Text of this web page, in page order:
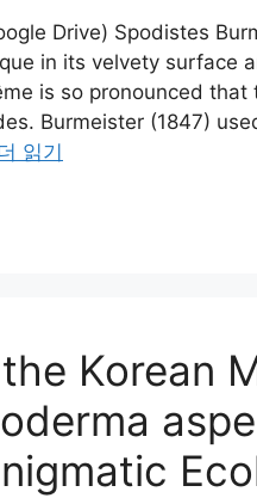
Drive) Spodistes
in its velvety surface
is so pronounced
Burmeister (1847)
읽기
Korean